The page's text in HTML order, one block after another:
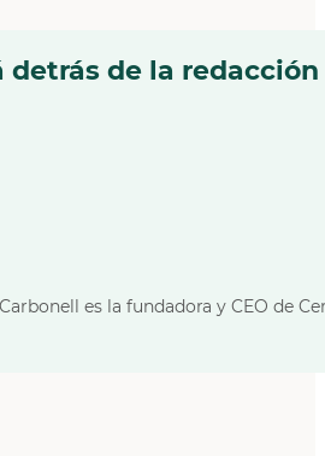
detrás de la
es la fundadora y CEO de